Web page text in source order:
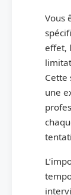
Vous
effet,
Cette
une